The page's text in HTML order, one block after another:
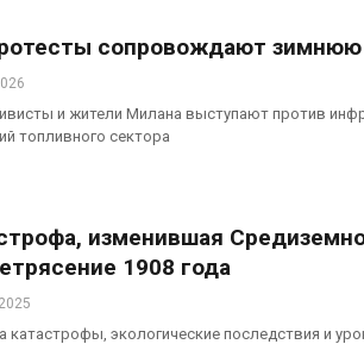
сопровождают
и жители Милана выступают против
топливного сектора
изменившая
1908 года
катастрофы, экологические последствия и